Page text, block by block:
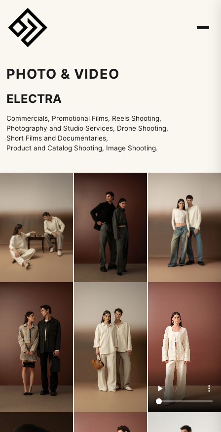
PHOTO & VIDEO
ELECTRA
Commercials, Promotional Films, Reels Shooting,
Photography and Studio Services, Drone Shooting,
Short Films and Documentaries,
Product and Catalog Shooting, Image Shooting.